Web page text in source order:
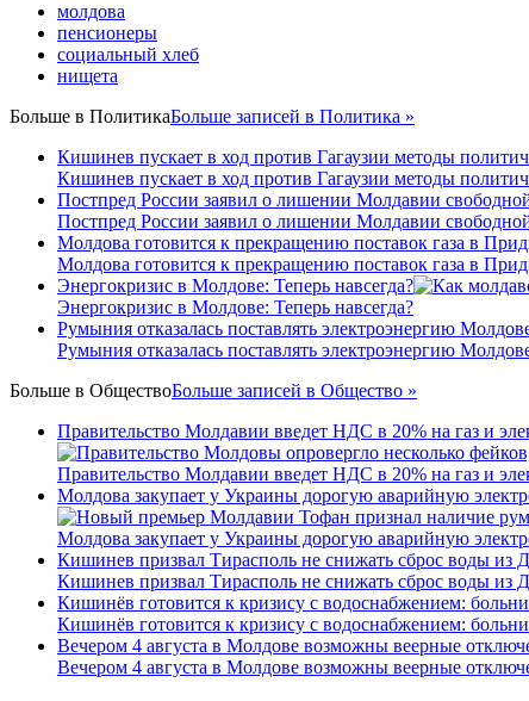
молдова
пенсионеры
социальный хлеб
нищета
Больше в ПолитикаБольше записей в Политика »
Кишинев пускает в ход против Гагаузии методы
Кишинев пускает в ход против Гагаузии методы
Постпред России заявил о лишении Молдавии
Постпред России заявил о лишении Молдавии
Молдова готовится к прекращению поставок газа в
Молдова готовится к прекращению поставок газа в
Энергокризис в Молдове: Теперь навсегда?
Энергокризис в Молдове: Теперь навсегда?
Румыния отказалась поставлять электроэнергию
Румыния отказалась поставлять электроэнергию
Больше в ОбществоБольше записей в Общество »
Правительство Молдавии введет НДС в 20% на газ и
Правительство Молдавии введет НДС в 20% на газ и
Молдова закупает у Украины дорогую аварийную
Молдова закупает у Украины дорогую аварийную
Кишинев призвал Тирасполь не снижать сброс воды из
Кишинев призвал Тирасполь не снижать сброс воды из
Кишинёв готовится к кризису с водоснабжением:
Кишинёв готовится к кризису с водоснабжением:
Вечером 4 августа в Молдове возможны веерные
Вечером 4 августа в Молдове возможны веерные